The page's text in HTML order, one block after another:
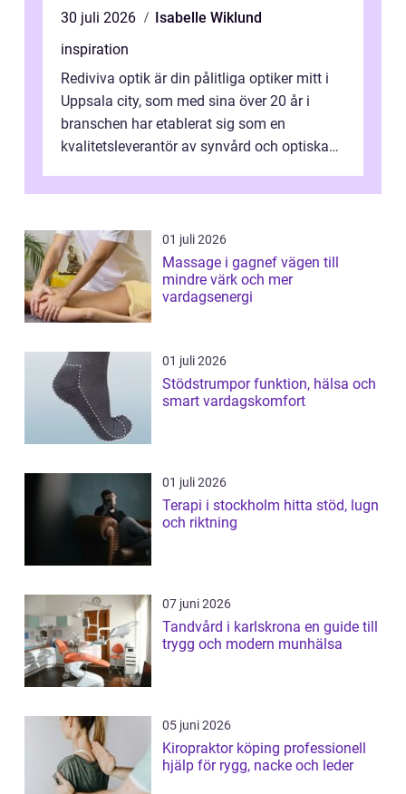
30 juli 2026
Isabelle Wiklund
inspiration
Rediviva optik är din pålitliga optiker mitt i
Uppsala city, som med sina över 20 år i
branschen har etablerat sig som en
kvalitetsleverantör av synvård och optiska
01 juli 2026
Massage i gagnef vägen till
mindre värk och mer
vardagsenergi
01 juli 2026
Stödstrumpor funktion, hälsa och
smart vardagskomfort
01 juli 2026
Terapi i stockholm hitta stöd, lugn
och riktning
07 juni 2026
Tandvård i karlskrona en guide till
trygg och modern munhälsa
05 juni 2026
Kiropraktor köping professionell
hjälp för rygg, nacke och leder